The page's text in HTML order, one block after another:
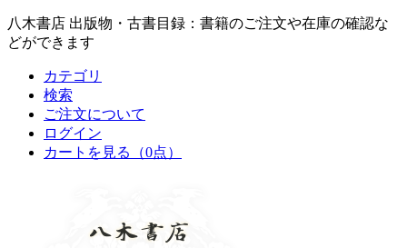
八木書店 出版物・古書目録：書籍のご注文や在庫の確認な
どができます
カテゴリ
検索
ご注文について
ログイン
カートを見る
（0点）